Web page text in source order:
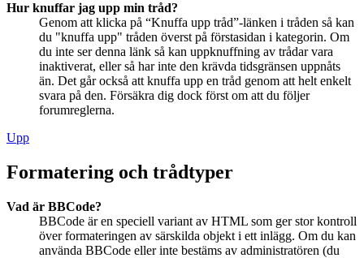
Hur knuffar jag upp min tråd?
Genom att klicka på “Knuffa upp tråd”-länken i tråden så kan
du "knuffa upp" tråden överst på förstasidan i kategorin. Om
du inte ser denna länk så kan uppknuffning av trådar vara
inaktiverat, eller så har inte den krävda tidsgränsen uppnåts
än. Det går också att knuffa upp en tråd genom att helt enkelt
svara på den. Försäkra dig dock först om att du följer
forumreglerna.
Upp
Formatering och trådtyper
Vad är BBCode?
BBCode är en speciell variant av HTML som ger stor kontroll
över formateringen av särskilda objekt i ett inlägg. Om du kan
använda BBCode eller inte bestäms av administratören (du